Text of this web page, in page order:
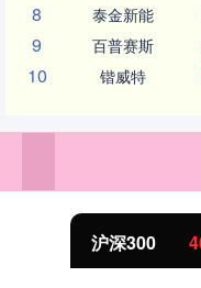
8 泰金新能
9 百普赛斯
10 锴威特
38.65 0.83%